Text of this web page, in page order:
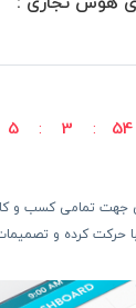
5 3 54
جهت تمامی کسب و
حرکت کرده و